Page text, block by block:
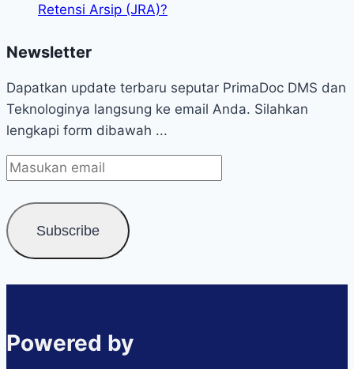
Retensi Arsip (JRA)?
Newsletter
Dapatkan update terbaru seputar PrimaDoc DMS dan
Teknologinya langsung ke email Anda. Silahkan
lengkapi form dibawah ...
Powered by